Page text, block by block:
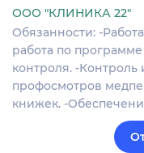
ООО "КЛИНИКА 22"
Обязанности: -
работа по
контроля. -
профосмотров
книжек. -